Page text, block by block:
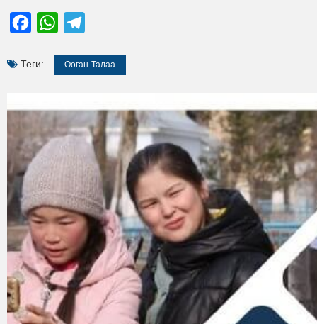
FacebookWhatsApp
Теги: Ооган-Талаа